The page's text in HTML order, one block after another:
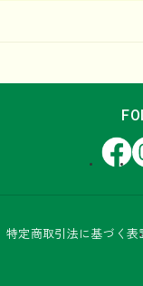
Facebook
特定商取引法に基づく表